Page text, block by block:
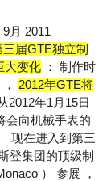
月 2011
三届GTE独立制
大变化 ： 制作时
2012年GTE将
2012年1月15日
会向机械手表的
现在进入到第三
登集团的顶级制
） 参展 ，